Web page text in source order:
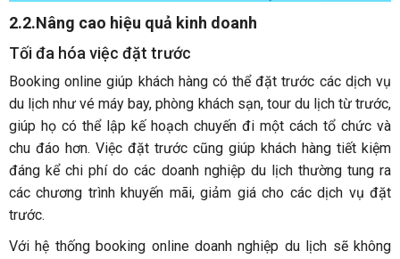
2.2.Nâng cao hiệu quả kinh doanh
Tối đa hóa việc đặt trước
Booking online giúp khách hàng có thể đặt trước các dịch vụ
du lịch như vé máy bay, phòng khách sạn, tour du lịch từ trước,
giúp họ có thể lập kế hoạch chuyến đi một cách tổ chức và
chu đáo hơn. Việc đặt trước cũng giúp khách hàng tiết kiệm
đáng kể chi phí do các doanh nghiệp du lịch thường tung ra
các chương trình khuyến mãi, giảm giá cho các dịch vụ đặt
trước.
Với hệ thống booking online doanh nghiệp du lịch sẽ không